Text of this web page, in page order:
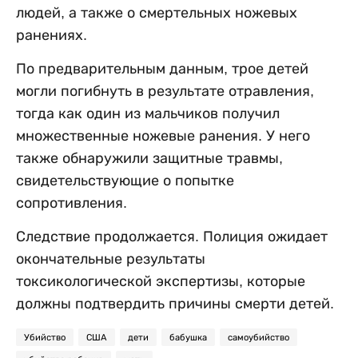
людей, а также о смертельных ножевых
ранениях.
По предварительным данным, трое детей
могли погибнуть в результате отравления,
тогда как один из мальчиков получил
множественные ножевые ранения. У него
также обнаружили защитные травмы,
свидетельствующие о попытке
сопротивления.
Следствие продолжается. Полиция ожидает
окончательные результаты
токсикологической экспертизы, которые
должны подтвердить причины смерти детей.
Убийство США дети бабушка самоубийство